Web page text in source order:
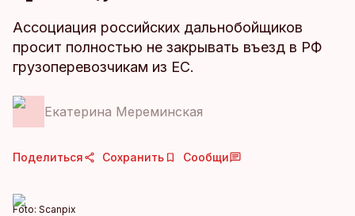
Ассоциация российских дальнобойщиков
просит полностью не закрывать въезд в РФ
грузоперевозчикам из ЕС.
Екатерина Мереминская
Поделиться Сохранить Сообщи
Foto: Scanpix